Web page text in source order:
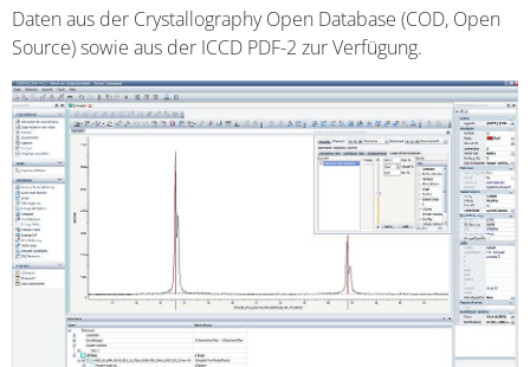
Daten aus der Crystallography Open Database (COD, Open
Source) sowie aus der ICCD PDF-2 zur Verfügung.